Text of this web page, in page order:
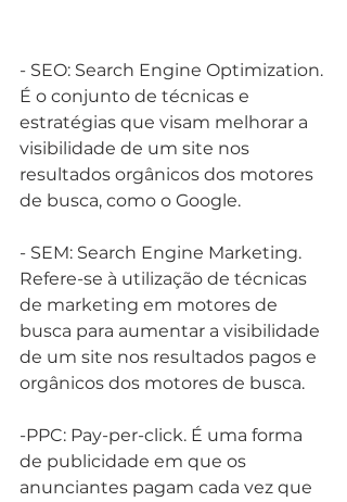
- SEO: Search Engine Optimization.
É o conjunto de técnicas e
estratégias que visam melhorar a
visibilidade de um site nos
resultados orgânicos dos motores
de busca, como o Google.
- SEM: Search Engine Marketing.
Refere-se à utilização de técnicas
de marketing em motores de
busca para aumentar a visibilidade
de um site nos resultados pagos e
orgânicos dos motores de busca.
-PPC: Pay-per-click. É uma forma
de publicidade em que os
anunciantes pagam cada vez que